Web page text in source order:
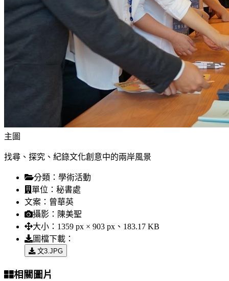
主圖
找尋、探究、紀錄文化創意中的兩岸風景
分類： 學術活動
單位： 秘書處
文案： 曾華英
攝影： 陳美聖
大小： 1359 px × 903 px、183.17 KB
圖檔下載：
文3.JPG
相關圖片